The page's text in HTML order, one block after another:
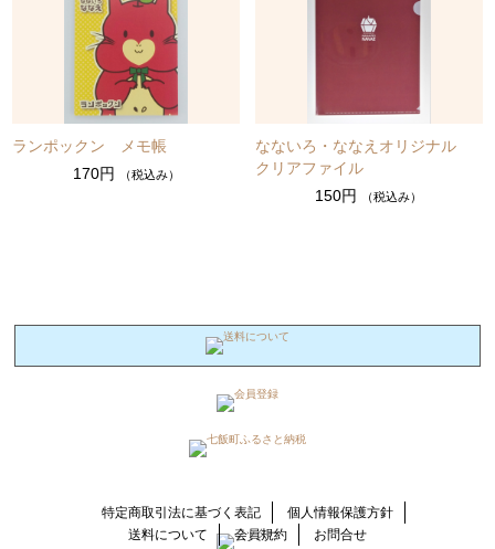
ランポックン メモ帳
170円
（税込み）
なないろ・ななえオリジナル
クリアファイル
150円
（税込み）
特定商取引法に基づく表記
個人情報保護方針
送料について
会員規約 お問合せ